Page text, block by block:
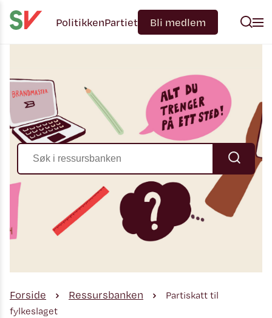
PolitikkenPartiet Bli medlem
Forside Ressursbanken
Partiskatt til
fylkeslaget